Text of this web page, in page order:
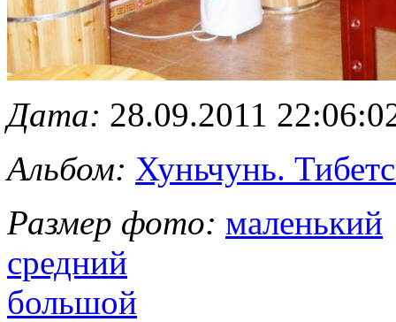
Дата: 28.09.2011
Альбом: Хуньчунь.
Размер фото: маленький
средний
большой